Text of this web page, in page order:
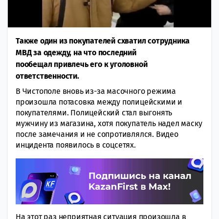
Также один из покупателей схватил сотрудника
МВД за одежду, на что последний
пообещал привлечь его к уголовной
ответственности.
В Чистополе вновь из-за масочного режима
произошла потасовка между полицейскими и
покупателями. Полицейский стал выгонять
мужчину из магазина, хотя покупатель надел маску
после замечания и не сопротивлялся. Видео
инцидента появилось в соцсетях.
На этот раз неприятная ситуация произошла в